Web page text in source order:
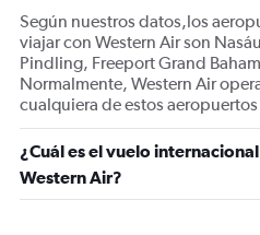
Según nuestros datos,los
viajar con Western Air son
Pindling, Freeport Grand
Normalmente, Western Air
cualquiera de estos
¿Cuál es el vuelo
Western Air?